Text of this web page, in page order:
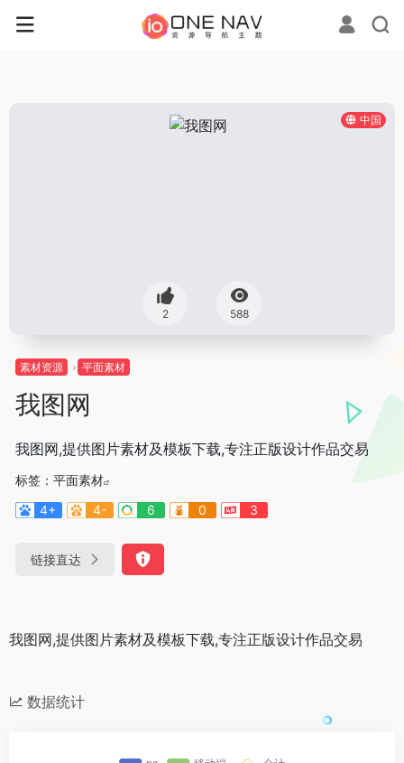
中国
2 588
素材资源 平面素材
我图网
我图网,提供图片素材及模板下载,专注正版设计作品交易
标签： 平面素材
4+
4- 6 0 3
链接直达
我图网,提供图片素材及模板下载,专注正版设计作品交易
数据统计